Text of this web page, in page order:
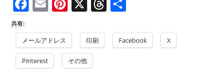
Fa
b
o
o
E
ai
l
Pi
er
es
t
X T
ea
ds
共
共有:
メールアドレス 印刷 Facebook X
Pinterest その他